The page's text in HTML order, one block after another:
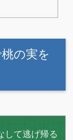
の実を
して逃げ帰る